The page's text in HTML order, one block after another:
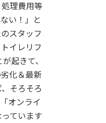
理費用等
い！」と
スタッフ
イレリフ
起きて、
化＆最新
そろそろ
オンライ
ています